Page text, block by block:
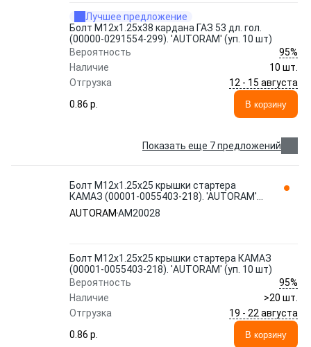
Лучшее предложение
Болт М12x1.25x38 кардана ГАЗ 53 дл. гол.
(00000-0291554-299). 'AUTORAM' (уп. 10 шт)
Вероятность
95%
Наличие
10 шт.
Отгрузка
12 - 15 августа
0.86 p.
В корзину
Показать еще 7 предложений
Болт М12x1.25x25 крышки стартера
КАМАЗ (00001-0055403-218). 'AUTORAM'
(уп. 10 шт) AM20028
AUTORAM AM20028
Болт М12x1.25x25 крышки стартера КАМАЗ
(00001-0055403-218). 'AUTORAM' (уп. 10 шт)
Вероятность
95%
Наличие
>20 шт.
Отгрузка
19 - 22 августа
0.86 p.
В корзину